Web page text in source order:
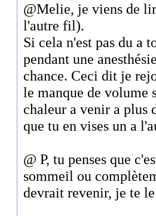
@Melie, je viens de
l'autre fil).
Si cela n'est pas du a
pendant une
chance. Ceci dit je
le manque de volume
chaleur a venir a plus
que tu en vises un a
@ P, tu penses que
sommeil ou
devrait revenir, je te